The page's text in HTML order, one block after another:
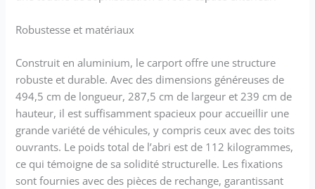
Robustesse et matériaux
Construit en aluminium, le carport offre une structure
robuste et durable. Avec des dimensions généreuses de
494,5 cm de longueur, 287,5 cm de largeur et 239 cm de
hauteur, il est suffisamment spacieux pour accueillir une
grande variété de véhicules, y compris ceux avec des toits
ouvrants. Le poids total de l’abri est de 112 kilogrammes,
ce qui témoigne de sa solidité structurelle. Les fixations
sont fournies avec des pièces de rechange, garantissant